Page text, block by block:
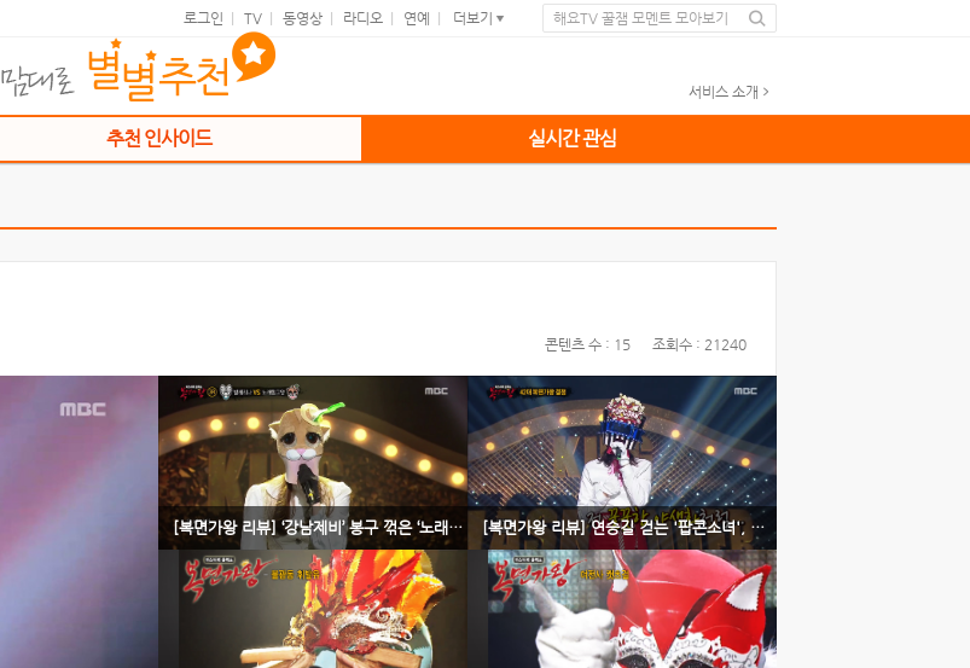
로그인 TV 동영상 라디오 연예 더보기 해요TV 꿀잼 모멘트 모아보기
추천 인사이드 실시간 관심
서비스 소개
콘텐츠 수 : 15 조회수 : 21240
[복면가왕 리뷰] ‘강남제비’ 봉구 꺾은 ‘노래할고양’…51대 가왕 등극! '올해 첫 여성가왕' [복면가왕 리뷰] 연승길 걷는 '팝콘소녀', 산들·김동명 꺾으며 42대 가왕 수성!